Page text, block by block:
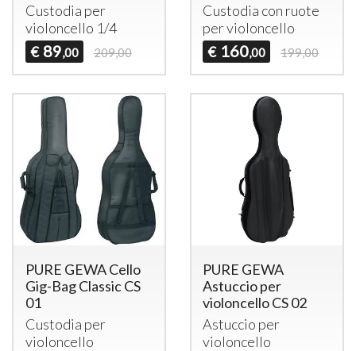
Custodia per
violoncello 1/4
€ 89,00 209,00
Custodia con ruote
per violoncello
€ 160,00 199,00
PURE GEWA Cello
Gig-Bag Classic CS
01
Custodia per
violoncello
PURE GEWA
Astuccio per
violoncello CS 02
Astuccio per
violoncello